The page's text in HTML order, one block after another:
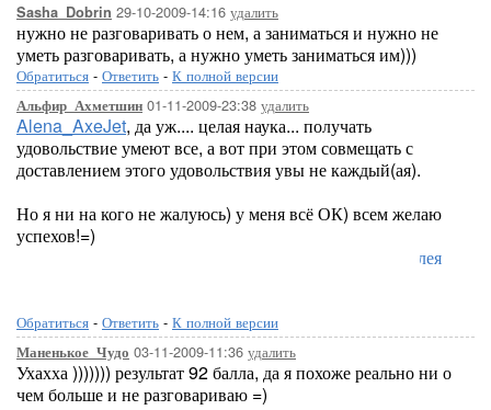
Sasha_Dobrin 29-10-2009-14:16 удалить
нужно не разговаривать о нем, а заниматься и нужно не
уметь разговаривать, а нужно уметь заниматься им)))
Обратиться - Ответить - К полной версии
Альфир_Ахметшин 01-11-2009-23:38 удалить
Alena_AxeJet, да уж.... целая наука... получать
удовольствие умеют все, а вот при этом совмещать с
доставлением этого удовольствия увы не каждый(ая).
Но я ни на кого не жалуюсь) у меня всё ОК) всем желаю
успехов!=)
Лорелея
Обратиться - Ответить - К полной версии
Маненькое_Чудо 03-11-2009-11:36 удалить
Ухахха ))))))) результат 92 балла, да я похоже реально ни о
чем больше и не разговариваю =)